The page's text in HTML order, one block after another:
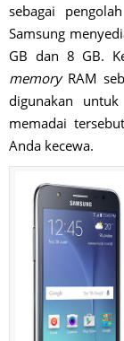
sebagai
Samsung
GB dan 8 GB.
memoryRAM
digunakan untuk
memadai
Anda kecewa.